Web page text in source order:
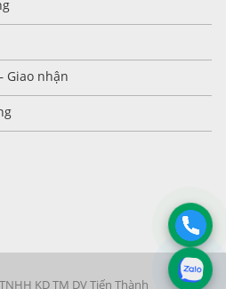
Giao nhận
KD TM DV Tiến Thành